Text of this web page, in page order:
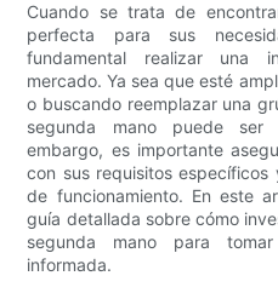
Cuando se trata de
perfecta para sus
fundamental realizar una
mercado. Ya sea que esté
o buscando reemplazar una
segunda mano puede ser
embargo, es importante
con sus requisitos
de funcionamiento. En este
guía detallada sobre cómo
segunda mano para
informada.